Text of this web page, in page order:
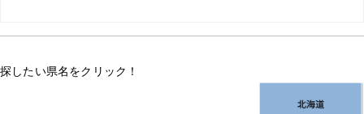
探したい県名をクリック！